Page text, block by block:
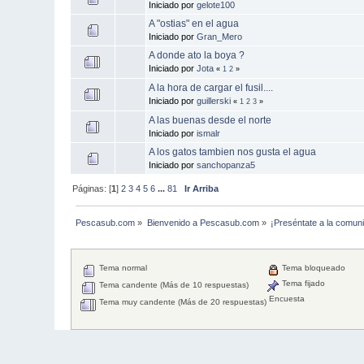
Iniciado porgelote100
A "ostias" en el agua
Iniciado porGran_Mero
A donde ato la boya ?
Iniciado porJota « 1 2 »
A la hora de cargar el fusil....
Iniciado porguillerski « 1 2 3 »
A las buenas desde el norte
Iniciado porismalr
A los gatos tambien nos gusta el agua
Iniciado porsanchopanza5
Páginas: [1]2 3 4 5 6 ...81 Ir Arriba
Pescasub.com » Bienvenido a Pescasub.com» ¡Preséntate a la
Tema normal
Tema candente (Más de 10 respuestas)
Tema muy candente (Más de 20 respuestas)
Tema bloqueado
Tema fijado
Encuesta